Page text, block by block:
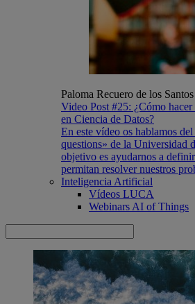
Paloma Recuero de los Santos
Video Post #25: ¿Cómo hacer
en Ciencia de Datos?
En este vídeo os hablamos
questions» de la Universidad
objetivo es ayudarnos a
permitan resolver nuestros
Inteligencia Artificial
Vídeos LUCA
Webinars AI of Things